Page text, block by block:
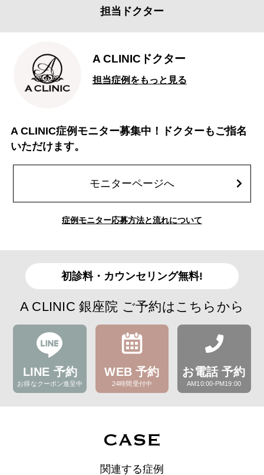
担当ドクター
A CLINICドクター
担当症例をもっと見る
A CLINIC症例モニター募集中！ドクターもご指名
いただけます。
モニターページへ
症例モニター応募方法と流れについて
初診料・カウンセリング無料!
A CLINIC 銀座院 ご予約はこちらから
LINE 予約
お得なクーポン進呈中
WEB 予約
24時間受付中
お電話 予約
AM10:00-PM19:00
CASE
関連する症例